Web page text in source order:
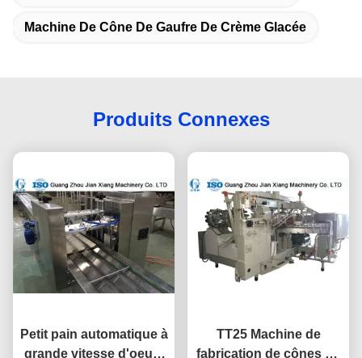
Machine De Cône De Gaufre De Crème Glacée
Produits Connexes
Petit pain automatique à
grande vitesse d'oeufs
TT25 Machine de
fabrication de cônes de